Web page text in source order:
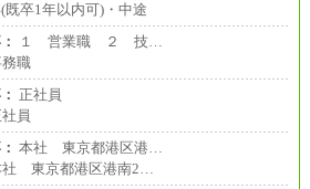
既卒1年以内可)・中途
１ 営業職 ２ 技…
職
正社員
員
本社 東京都港区港…
社 東京都港区港南2…